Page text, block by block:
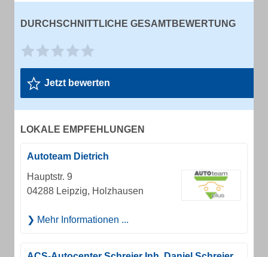
DURCHSCHNITTLICHE GESAMTBEWERTUNG
Jetzt bewerten
LOKALE EMPFEHLUNGEN
Autoteam Dietrich
Hauptstr. 9
04288 Leipzig, Holzhausen
Mehr Informationen ...